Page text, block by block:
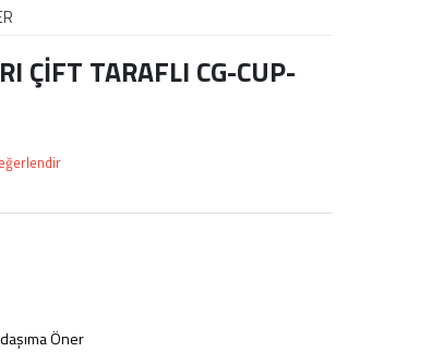
ÇİFT TARAFLI CG-CUP-
Öner